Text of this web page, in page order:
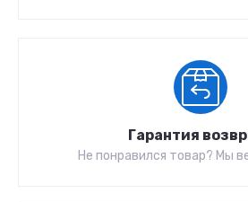
Гарантия
Не понравился товар? Мы